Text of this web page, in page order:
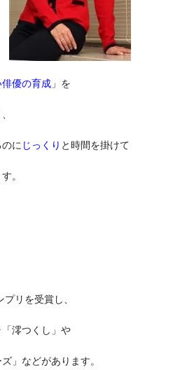
優の育成」を
に じっくり と時間を掛けて
。
リを受賞し、
澪つくし」や
」などがあります。